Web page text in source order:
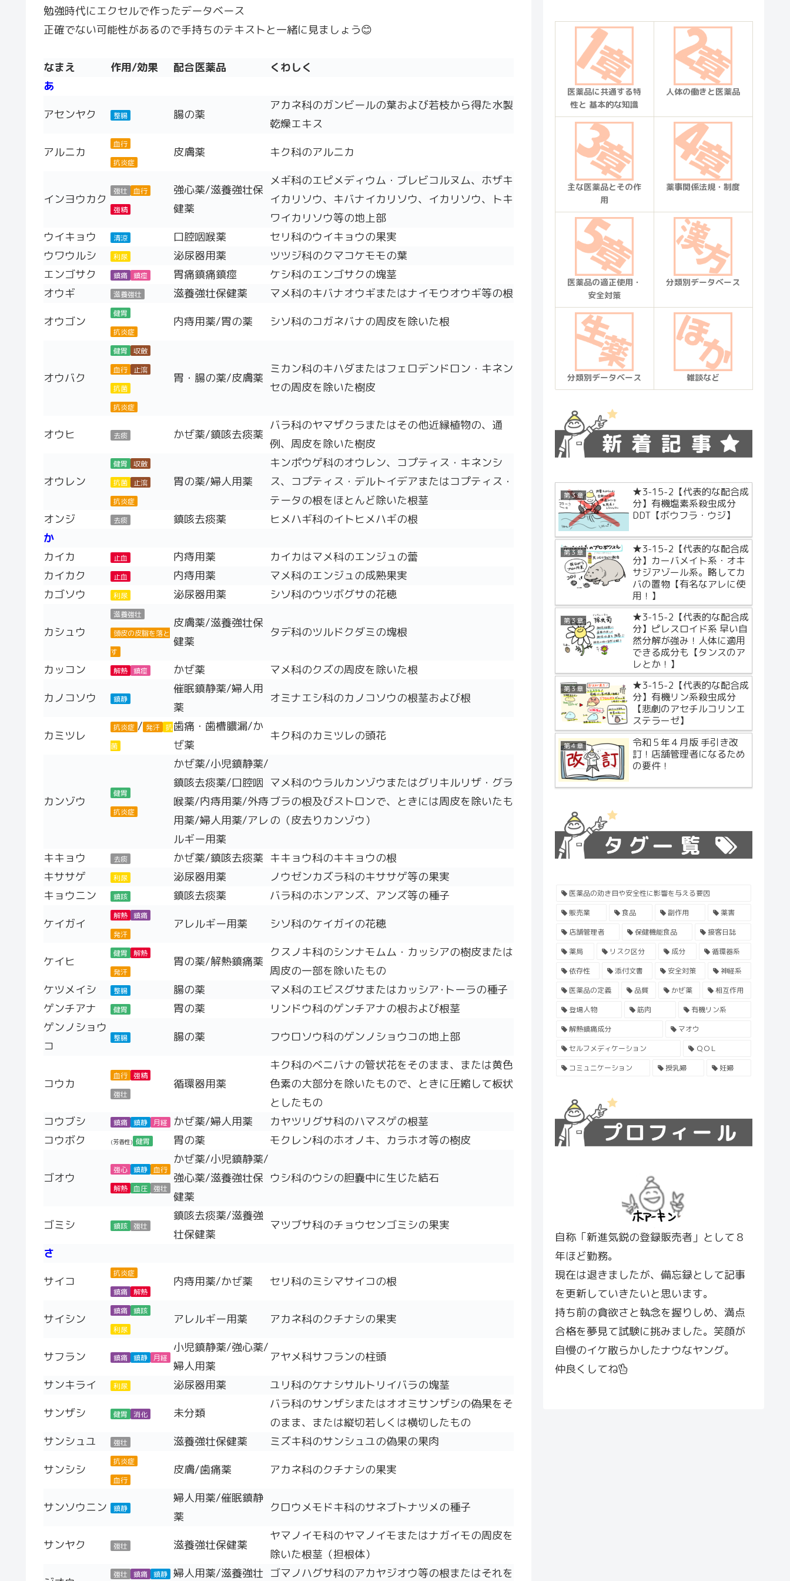
勉強時代にエクセルで作ったデータベース
正確でない可能性があるので手持ちのテキストと一緒に見ましょう😊
なまえ 作用/効果 配合医薬品
くわしく
あ
アセンヤク
整腸 腸の薬
アカネ科のガンビールの葉および若枝から得た水製
乾燥エキス
アルニカ
血行
抗炎症
皮膚薬 キク科のアルニカ
インヨウカク
強壮
血行
強精
強心薬/滋養強壮保
健薬
メギ科のエピメディウム・ブレビコルヌム、ホザキ
イカリソウ、キバナイカリソウ、イカリソウ、トキ
ワイカリソウ等の地上部
ウイキョウ
清涼 口腔咽喉薬
セリ科のウイキョウの果実
ウワウルシ
利尿 泌尿器用薬
ツツジ科のクマコケモモの葉
エンゴサク
鎮痛 鎮痙 胃痛鎮痛鎮痙
ケシ科のエンゴサクの塊茎
オウギ
滋養強壮 滋養強壮保健薬
マメ科のキバナオウギまたはナイモウオウギ等の根
オウゴン
健胃
抗炎症
内痔用薬/胃の薬 シソ科のコガネバナの周皮を除いた根
オウバク
健胃
収斂
血行
止瀉
抗菌
抗炎症
胃・腸の薬/皮膚薬
ミカン科のキハダまたはフェロデンドロン・キネン
セの周皮を除いた樹皮
オウヒ 去痰 かぜ薬/鎮咳去痰薬
バラ科のヤマザクラまたはその他近縁植物の、通
例、周皮を除いた樹皮
オウレン
健胃
収斂
抗菌
止瀉
抗炎症
胃の薬/婦人用薬
キンポウゲ科のオウレン、コプティス・キネンシ
ス、コプティス・デルトイデアまたはコプティス・
テータの根をほとんど除いた根茎
オンジ
去痰 鎮咳去痰薬
ヒメハギ科のイトヒメハギの根
か
カイカ
止血 内痔用薬
カイカはマメ科のエンジュの蕾
カイカク
止血 内痔用薬
マメ科のエンジュの成熟果実
カゴソウ
利尿 泌尿器用薬 シソ科のウツボグサの花穂
カシュウ
滋養強壮
頭皮の皮脂を落と
す
皮膚薬/滋養強壮保
健薬
タデ科のツルドクダミの塊根
カッコン 解熱 鎮痙 かぜ薬
マメ科のクズの周皮を除いた根
カノコソウ
鎮静
催眠鎮静薬/婦人用
薬
オミナエシ科のカノコソウの根茎および根
カミツレ
抗炎症 / 発汗 抗
菌
歯痛・歯槽膿漏/か
ぜ薬
キク科のカミツレの頭花
カンゾウ
健胃
抗炎症
かぜ薬/小児鎮静薬/
鎮咳去痰薬/口腔咽
喉薬/内痔用薬/外痔
用薬/婦人用薬/アレ
ルギー用薬
マメ科のウラルカンゾウまたはグリキルリザ・グラ
ブラの根及びストロンで、ときには周皮を除いたも
の（皮去りカンゾウ）
キキョウ 去痰 かぜ薬/鎮咳去痰薬 キキョウ科のキキョウの根
キササゲ
利尿 泌尿器用薬
ノウゼンカズラ科のキササゲ等の果実
キョウニン
鎮咳 鎮咳去痰薬
バラ科のホンアンズ、アンズ等の種子
ケイガイ
解熱 鎮痛
発汗
アレルギー用薬 シソ科のケイガイの花穂
ケイヒ
健胃
解熱
発汗
胃の薬/解熱鎮痛薬
クスノキ科のシンナモムム・カッシアの樹皮または
周皮の一部を除いたもの
ケツメイシ
整腸 腸の薬
マメ科のエビスグサまたはカッシア･トーラの種子
ゲンチアナ
健胃 胃の薬
リンドウ科のゲンチアナの根および根茎
ゲンノショウ
コ
整腸 腸の薬 フウロソウ科のゲンノショウコの地上部
コウカ
血行 強精
強壮
循環器用薬
キク科のベニバナの管状花をそのまま、または黄色
色素の大部分を除いたもので、ときに圧縮して板状
としたもの
コウブシ
鎮痛 鎮静 月経 かぜ薬/婦人用薬
カヤツリグサ科のハマスゲの根茎
コウボク
(芳香性) 健胃 胃の薬 モクレン科のホオノキ、カラホオ等の樹皮
ゴオウ
強心 鎮静
血行
解熱
血圧 強壮
かぜ薬/小児鎮静薬/
強心薬/滋養強壮保
健薬
ウシ科のウシの胆嚢中に生じた結石
ゴミシ 鎮咳 強壮
鎮咳去痰薬/滋養強
壮保健薬
マツブサ科のチョウセンゴミシの果実
さ
サイコ
抗炎症
鎮痛 解熱
内痔用薬/かぜ薬 セリ科のミシマサイコの根
サイシン
鎮痛 鎮咳
利尿
アレルギー用薬 アカネ科のクチナシの果実
サフラン 鎮痛 鎮静 月経
小児鎮静薬/強心薬/
婦人用薬
アヤメ科サフランの柱頭
サンキライ
利尿 泌尿器用薬
ユリ科のケナシサルトリイバラの塊茎
サンザシ
健胃 消化 未分類
バラ科のサンザシまたはオオミサンザシの偽果をそ
のまま、または縦切若しくは横切したもの
サンシュユ
強壮 滋養強壮保健薬
ミズキ科のサンシュユの偽果の果肉
サンシシ
抗炎症
血行
皮膚/歯痛薬 アカネ科のクチナシの果実
サンソウニン 鎮静
婦人用薬/催眠鎮静
薬
クロウメモドキ科のサネブトナツメの種子
サンヤク 強壮 滋養強壮保健薬
ヤマノイモ科のヤマノイモまたはナガイモの周皮を
除いた根茎（担根体）
強壮 鎮痛 鎮静 婦人用薬/滋養強壮 ゴマノハグサ科のアカヤジオウ等の根またはそれを
医薬品に共通する特
性と 基本的な知識
人体の働きと医薬品
主な医薬品とその作
用
薬事関係法規・制度
医薬品の適正使用・
安全対策
分類別データベース
分類別データベース 雑談など
第３章
★3-15-2【代表的な配合成
分】有機塩素系殺虫成分
DDT【ボウフラ・ウジ】
第３章
★3-15-2【代表的な配合成
分】カーバメイト系・オキ
サジアゾール系。略してカ
バの置物【有名なアレに使
用！】
第３章
★3-15-2【代表的な配合成
分】ピレスロイド系 早い自
然分解が強み！人体に適用
できる成分も【タンスのア
レとか！】
第３章
★3-15-2【代表的な配合成
分】有機リン系殺虫成分
【悲劇のアセチルコリンエ
ステラーゼ】
第４章
令和５年４月版 手引き改
訂！店舗管理者になるため
の要件！
医薬品の効き目や安全性に影響を与える要因
販売業
食品 副作用
薬害
店舗管理者
保健機能食品
接客日誌
薬局
リスク区分 成分
循環器系
依存性
添付文書 安全対策
神経系
医薬品の定義
品質 かぜ薬
相互作用
登場人物
筋肉
有機リン系
解熱鎮痛成分
マオウ
セルフメディケーション
ＱＯＬ
コミュニケーション
授乳婦 妊婦
自称「新進気鋭の登録販売者」として８
年ほど勤務。
現在は退きましたが、備忘録として記事
を更新していきたいと思います。
持ち前の貪欲さと執念を握りしめ、満点
合格を夢見て試験に挑みました。笑顔が
自慢のイケ散らかしたナウなヤング。
仲良くしてね